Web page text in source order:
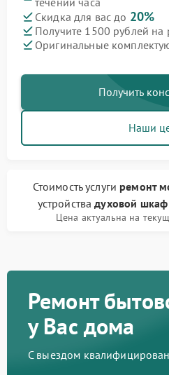
Скидка для вас до 20%
Получите 1500 рублей на
Оригинальные
Получить
Наши
Стоимость услуги ремонт
устройствадуховой
Цена актуальна на
Ремонт
у Вас дома
С выездом